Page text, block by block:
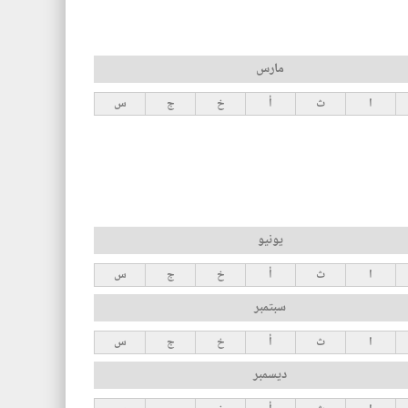
مارس
ا ث أ خ ج س
يونيو
ا ث أ خ ج س
سبتمبر
ا ث أ خ ج س
ديسمبر